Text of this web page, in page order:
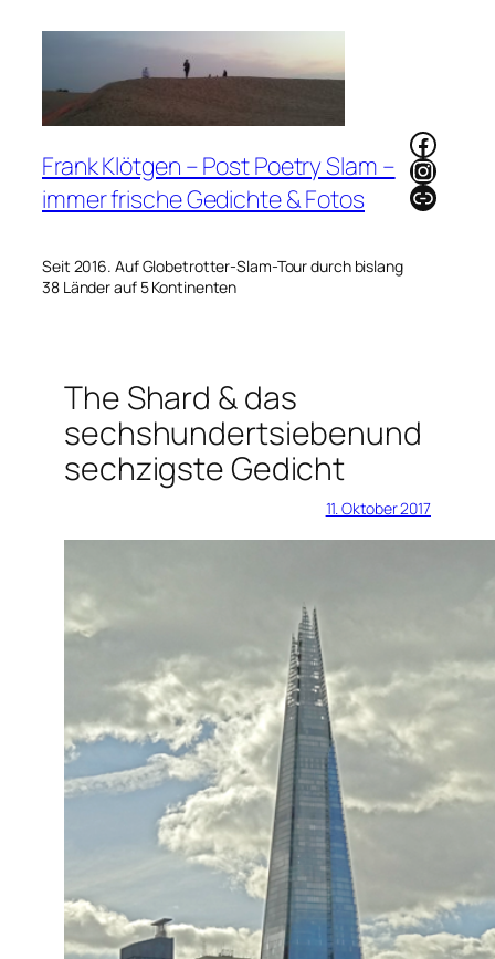
Frank Klötgen – Post Poetry Slam –
immer frische Gedichte & Fotos
Seit 2016. Auf Globetrotter-Slam-Tour durch bislang
38 Länder auf 5 Kontinenten
Link
The Shard & das
sechshundertsiebenund
sechzigste Gedicht
11. Oktober 2017